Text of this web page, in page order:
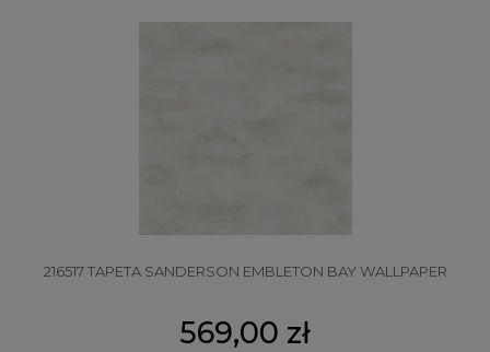
216517 TAPETA SANDERSON EMBLETON BAY WALLPAPER
569,00 zł